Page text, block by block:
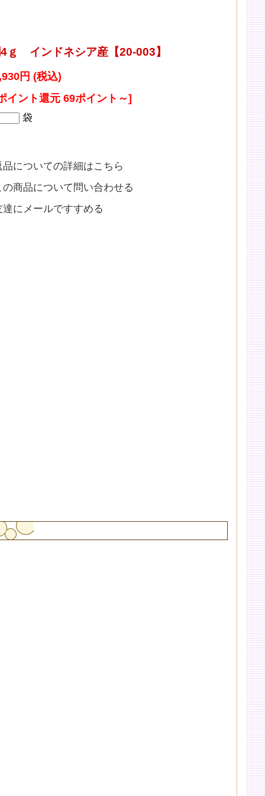
ｇ インドネシア産【20-003】
円 (税込)
イント還元 69ポイント～]
袋
品についての詳細はこちら
の商品について問い合わせる
達にメールですすめる